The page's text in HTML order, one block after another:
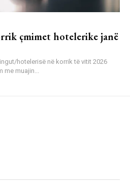
çmimet hotelerike janë
hotelerisë në korrik të vitit 2026
me muajin...